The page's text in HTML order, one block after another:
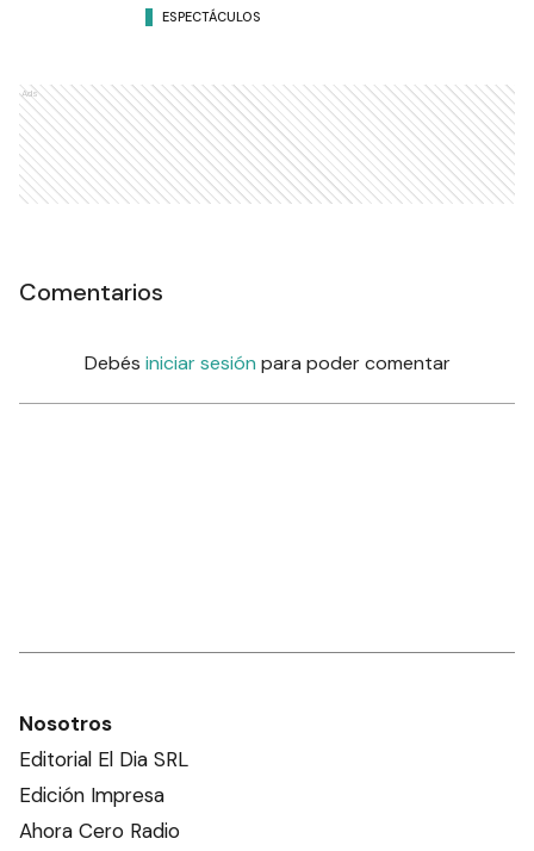
ESPECTÁCULOS
Ads
Comentarios
Debés iniciar sesión para poder comentar
Nosotros
Editorial El Dia SRL
Edición Impresa
Ahora Cero Radio